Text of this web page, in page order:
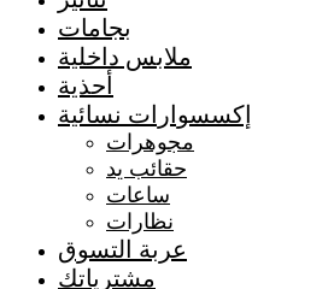
بجامات
ملابس داخلية
أحذية
إكسسوارات نسائية
مجوهرات
حقائب يد
ساعات
نظارات
عربة التسوق
مشترياتك